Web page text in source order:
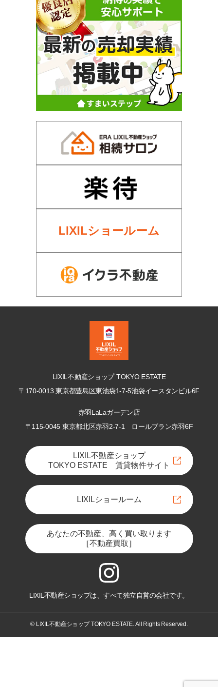
LIXILショールーム
LIXIL不動産ショップ TOKYO ESTATE
〒170-0013 東京都豊島区東池袋1-7-5池袋イースタンビル6F
赤羽LaLaガーデン店
〒115-0045 東京都北区赤羽2-7-1
ロールブラン赤羽6F
LIXIL不動産ショップ
TOKYO ESTATE 賃貸物件サイト
LIXILショールーム
あなたの不動産、高く買い取ります
［不動産買取］
LIXIL不動産ショップは、すべて独立自営の会社です。
© LIXIL不動産ショップ TOKYO ESTATE. All Rights Reserved.